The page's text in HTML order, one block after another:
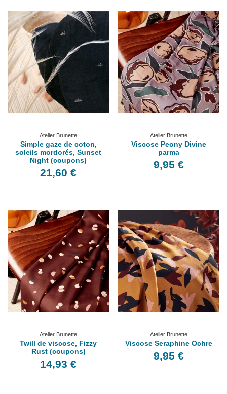
Atelier Brunette
Simple gaze de coton,
soleils mordorés, Sunset
Night (coupons)
21,60 €
Atelier Brunette
Viscose Peony Divine
parma
9,95 €
Atelier Brunette
Twill de viscose, Fizzy
Rust (coupons)
14,93 €
Atelier Brunette
Viscose Seraphine Ochre
9,95 €